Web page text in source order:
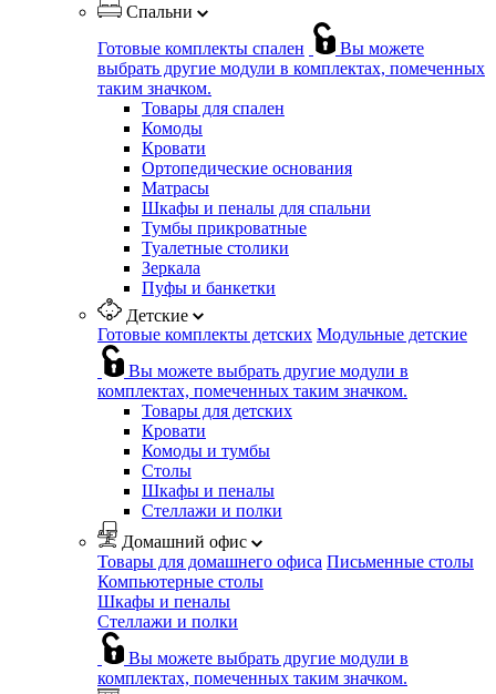
Спальни
Готовые комплекты спален
Вы можете
выбрать другие модули в комплектах, помеченных
таким значком.
Товары для спален
Комоды
Кровати
Ортопедические основания
Матрасы
Шкафы и пеналы для спальни
Тумбы прикроватные
Туалетные столики
Зеркала
Пуфы и банкетки
Детские
Готовые комплекты детских Модульные детские
Вы можете выбрать другие модули в
комплектах, помеченных таким значком.
Товары для детских
Кровати
Комоды и тумбы
Столы
Шкафы и пеналы
Стеллажи и полки
Домашний офис
Товары для домашнего офиса Письменные столы
Компьютерные столы
Шкафы и пеналы
Стеллажи и полки
Вы можете выбрать другие модули в
комплектах, помеченных таким значком.